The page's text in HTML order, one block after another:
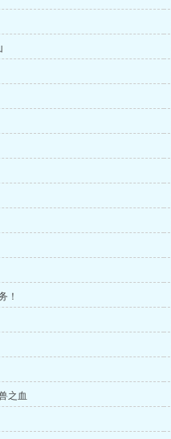
！
之血